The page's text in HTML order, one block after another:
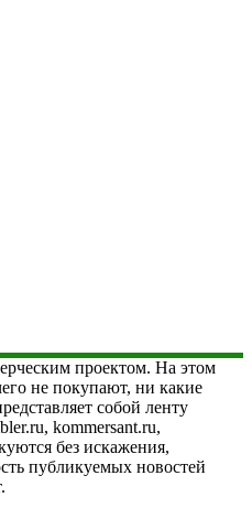
проектом. На этом
не покупают, ни какие
собой ленту
kommersant.ru,
без искажения,
публикуемых новостей